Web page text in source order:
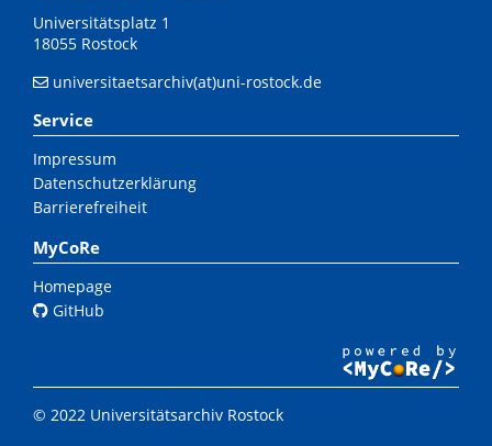
Universitätsplatz 1
18055 Rostock
universitaetsarchiv(at)uni-rostock.de
Service
Impressum
Datenschutzerklärung
Barrierefreiheit
MyCoRe
Homepage
GitHub
© 2022 Universitätsarchiv Rostock